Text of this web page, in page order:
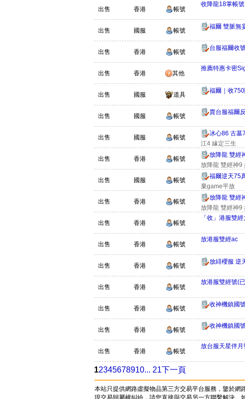
出售 香港 帳號
收降龍18掌帳號
出售 國服 帳號
福爾 雙脈無
出售 香港 帳號
台服福爾收
出售 香港 其他
推薦特惠卡密
出售 國服 道具
福爾｜收
出售 國服 帳號
賣台服福爾
出售 國服 帳號
冰心86 古墓
江4 緣定三生
出售 香港 帳號
放降龍 雙經
放降龍 雙經神9
出售 國服 帳號
福爾逆天75
棄game平放
出售 香港 帳號
放降龍 雙經
放降龍 雙經神9
出售 香港 帳號
「收」港服雙
出售 香港 帳號
放港服雙經ac
出售 香港 帳號
放緋櫻服 逆
出售 香港 帳號
放港服雙經號(
出售 香港 帳號
收神機鎮國
出售 香港 帳號
收神機鎮國
出售 香港 帳號
放台服天星伴月
12345678910... 21下一頁
本站只提供網路虛擬物品第三方交易平台服務，鑒於
現交易歸屬權糾紛，請您直接與交易另一方聯繫解決。